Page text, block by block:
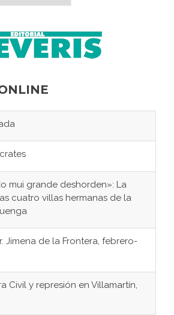
mui grande deshorden»: La
cuatro villas hermanas de la
Jimena de la Frontera, febrero-
Civil y represión en Villamartín,